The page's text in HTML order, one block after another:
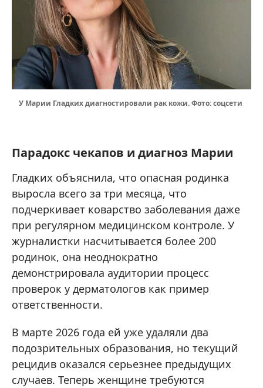
У Марии Гладких диагностировали рак кожи. Фото: соцсети
Парадокс чекапов и диагноз Марии
Гладких объяснила, что опасная родинка
выросла всего за три месяца, что
подчеркивает коварство заболевания даже
при регулярном медицинском контроле. У
журналистки насчитывается более 200
родинок, она неоднократно
демонстрировала аудитории процесс
проверок у дерматологов как пример
ответственности.
В марте 2026 года ей уже удаляли два
подозрительных образования, но текущий
рецидив оказался серьезнее предыдущих
случаев. Теперь женщине требуются